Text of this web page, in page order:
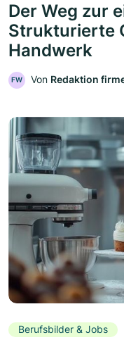
Der Weg zur
Strukturierte
Handwerk
FW Von Redaktion
Berufsbilder & Jobs